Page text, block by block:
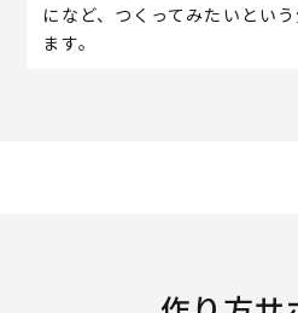
になど、つくってみたいとい
ます。